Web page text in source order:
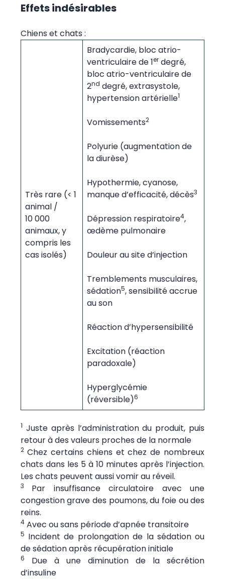
Effets indésirables
Chiens et chats :
Très rare (< 1
animal /
10 000
animaux, y
compris les
cas isolés)
Bradycardie, bloc atrio-
ventriculaire de 1erdegré,
bloc atrio-ventriculaire de
2nd degré, extrasystole,
hypertension artérielle1
Vomissements2
Polyurie (augmentation de
la diurèse)
Hypothermie, cyanose,
manque d’efficacité, décès3
Dépression respiratoire4,
œdème pulmonaire
Douleur au site d’injection
Tremblements musculaires,
sédation5, sensibilité accrue
au son
Réaction d’hypersensibilité
Excitation (réaction
paradoxale)
Hyperglycémie
(réversible)6
1 Juste après l’administration du produit, puis
retour à des valeurs proches de la normale
2 Chez certains chiens et chez de nombreux
chats dans les 5 à 10 minutes après l’injection.
Les chats peuvent aussi vomir au réveil.
3 Par insuffisance circulatoire avec une
congestion grave des poumons, du foie ou des
reins.
4Avec ou sans période d’apnée transitoire
5 Incident de prolongation de la sédation ou
de sédation après récupération initiale
6
Due à une diminution de la sécrétion
d’insuline